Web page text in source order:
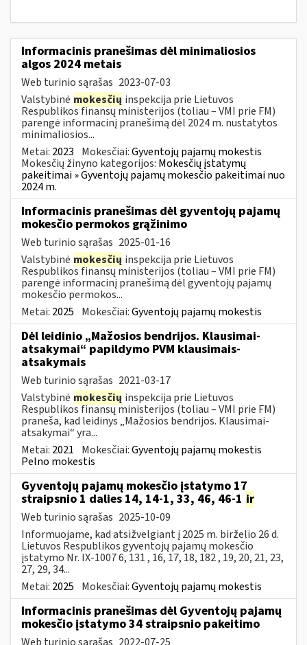
Informacinis pranešimas dėl minimaliosios
algos 2024 metais
Web turinio sąrašas 2023-07-03
Valstybinė mokesčių inspekcija prie Lietuvos
Respublikos finansų ministerijos (toliau – VMI prie FM)
parengė informacinį pranešimą dėl 2024 m. nustatytos
minimaliosios...
Metai: 2023 Mokesčiai:Gyventojų pajamų mokestis
Mokesčių žinyno kategorijos: Mokesčių įstatymų
pakeitimai » Gyventojų pajamų mokesčio pakeitimai nuo
2024 m.
Informacinis pranešimas dėl gyventojų pajamų
mokesčio permokos grąžinimo
Web turinio sąrašas 2025-01-16
Valstybinė mokesčių inspekcija prie Lietuvos
Respublikos finansų ministerijos (toliau – VMI prie FM)
parengė informacinį pranešimą dėl gyventojų pajamų
mokesčio permokos...
Metai: 2025 Mokesčiai:Gyventojų pajamų mokestis
Dėl leidinio „Mažosios bendrijos. Klausimai-
atsakymai“ papildymo PVM klausimais-
atsakymais
Web turinio sąrašas 2021-03-17
Valstybinė mokesčių inspekcija prie Lietuvos
Respublikos finansų ministerijos (toliau – VMI prie FM)
praneša, kad leidinys „Mažosios bendrijos. Klausimai-
atsakymai“ yra...
Metai: 2021 Mokesčiai:Gyventojų pajamų mokestis
Pelno mokestis
Gyventojų pajamų mokesčio įstatymo 17
straipsnio 1 dalies 14, 14-1, 33, 46, 46-1 ir
Web turinio sąrašas 2025-10-09
Informuojame, kad atsižvelgiant į 2025 m. birželio 26 d.
Lietuvos Respublikos gyventojų pajamų mokesčio
įstatymo Nr. IX-1007 6, 131 , 16, 17, 18, 182 , 19, 20, 21, 23,
27, 29, 34...
Metai: 2025 Mokesčiai:Gyventojų pajamų mokestis
Informacinis pranešimas dėl Gyventojų pajamų
mokesčio įstatymo 34 straipsnio pakeitimo
Web turinio sąrašas 2022-07-25